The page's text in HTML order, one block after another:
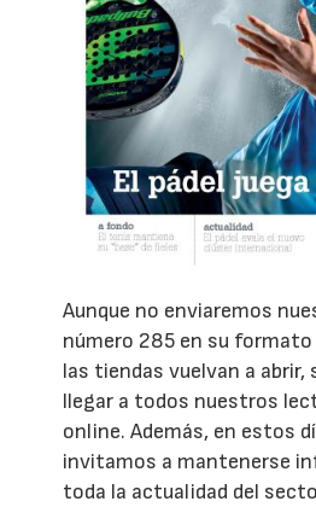
Aunque no enviaremos
número 285 en su
las tiendas vuelvan a abrir,
llegar a todos nuestros
online. Además, en estos
invitamos a mantenerse
toda la actualidad del